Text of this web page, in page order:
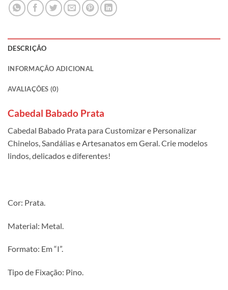
DESCRIÇÃO
INFORMAÇÃO ADICIONAL
AVALIAÇÕES (0)
Cabedal Babado Prata
Cabedal Babado Prata para Customizar e Personalizar
Chinelos, Sandálias e Artesanatos em Geral. Crie modelos
lindos, delicados e diferentes!
Cor: Prata.
Material: Metal.
Formato: Em “I”.
Tipo de Fixação: Pino.